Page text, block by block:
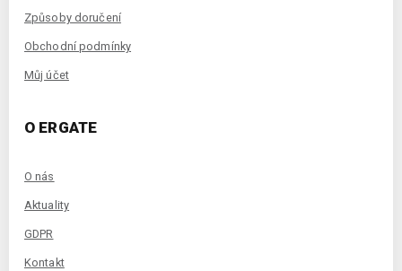
Způsoby doručení
Obchodní podmínky
Můj účet
O ERGATE
O nás
Aktuality
GDPR
Kontakt